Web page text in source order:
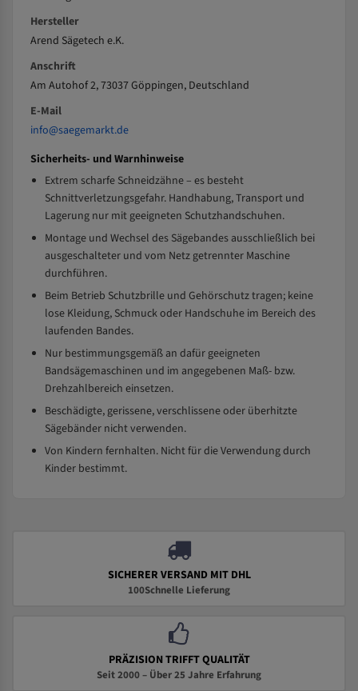
Hersteller
Arend Sägetech e.K.
Anschrift
Am Autohof 2, 73037 Göppingen, Deutschland
E-Mail
info@saegemarkt.de
Sicherheits- und Warnhinweise
Extrem scharfe Schneidzähne – es besteht
Schnittverletzungsgefahr. Handhabung, Transport und
Lagerung nur mit geeigneten Schutzhandschuhen.
Montage und Wechsel des Sägebandes ausschließlich bei
ausgeschalteter und vom Netz getrennter Maschine
durchführen.
Beim Betrieb Schutzbrille und Gehörschutz tragen; keine
lose Kleidung, Schmuck oder Handschuhe im Bereich des
laufenden Bandes.
Nur bestimmungsgemäß an dafür geeigneten
Bandsägemaschinen und im angegebenen Maß- bzw.
Drehzahlbereich einsetzen.
Beschädigte, gerissene, verschlissene oder überhitzte
Sägebänder nicht verwenden.
Von Kindern fernhalten. Nicht für die Verwendung durch
Kinder bestimmt.
SICHERER VERSAND MIT DHL
100Schnelle Lieferung
PRÄZISION TRIFFT QUALITÄT
Seit 2000 – Über 25 Jahre Erfahrung